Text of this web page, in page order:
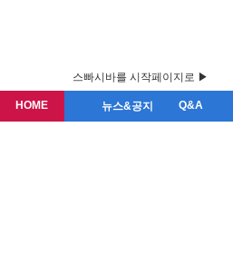
스빠시바를 시작페이지로 ▶
HOME 뉴스&공지 Q&A